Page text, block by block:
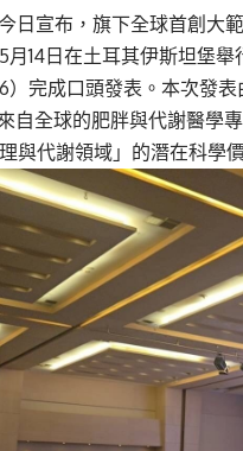
日宣布，旗下全球首創大
月14日在土耳其伊斯坦堡
）完成口頭發表。本次發
自全球的肥胖與代謝醫學
與代謝領域」的潛在科學